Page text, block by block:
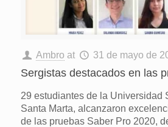
Ambro at 31 de mayo de
Sergistas destacados en las
29 estudiantes de la Universidad
Santa Marta, alcanzaron
de las pruebas Saber Pro 2020,